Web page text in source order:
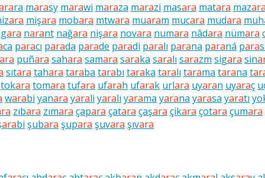
ra marasy marawi maraza marazi masara matara maz
ara mişara mobara mtwara muaram mucara mudara muh
ara narant nağara nişara novara numara nâdara nümara
ca paracı parada parade paradi paralı parana paraná para
ara puñara sahara samara saraka saralı sarazm sigara sin
sıtara tahara taraba tarabı taraka taralı tarama tarana t
tokara tomara tufara ufarah ufarak urlara uyaran uyaraç
warabi yanara yarali yaralı yarama yarana yarasa yaratı
zıbara zımara çapara çatara çaşara çikara çotara çumara
arabi şubara şupara şuvara şıvara